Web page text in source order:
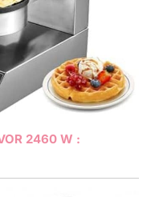
2460 W :